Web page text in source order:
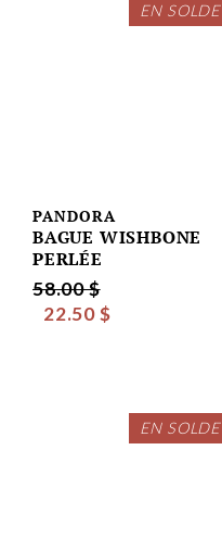
EN SOLDE
PANDORA
BAGUE WISHBONE
PERLÉE
58.00 $
22.50 $
EN SOLDE